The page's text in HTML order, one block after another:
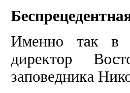
Именно так в
директор
заповедника